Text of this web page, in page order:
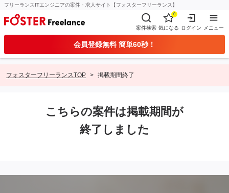
フリーランスITエンジニアの案件・求人サイト【フォスターフリーランス】
案件検索
0
気になる ログイン メニュー
会員登録無料 簡単60秒！
フォスターフリーランスTOP 掲載期間終了
こちらの案件は掲載期間が
終了しました